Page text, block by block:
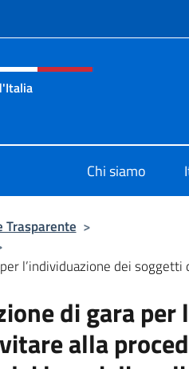
e menù
Chi siamo
Trasparente >
l’individuazione dei soggetti
di gara per
alla